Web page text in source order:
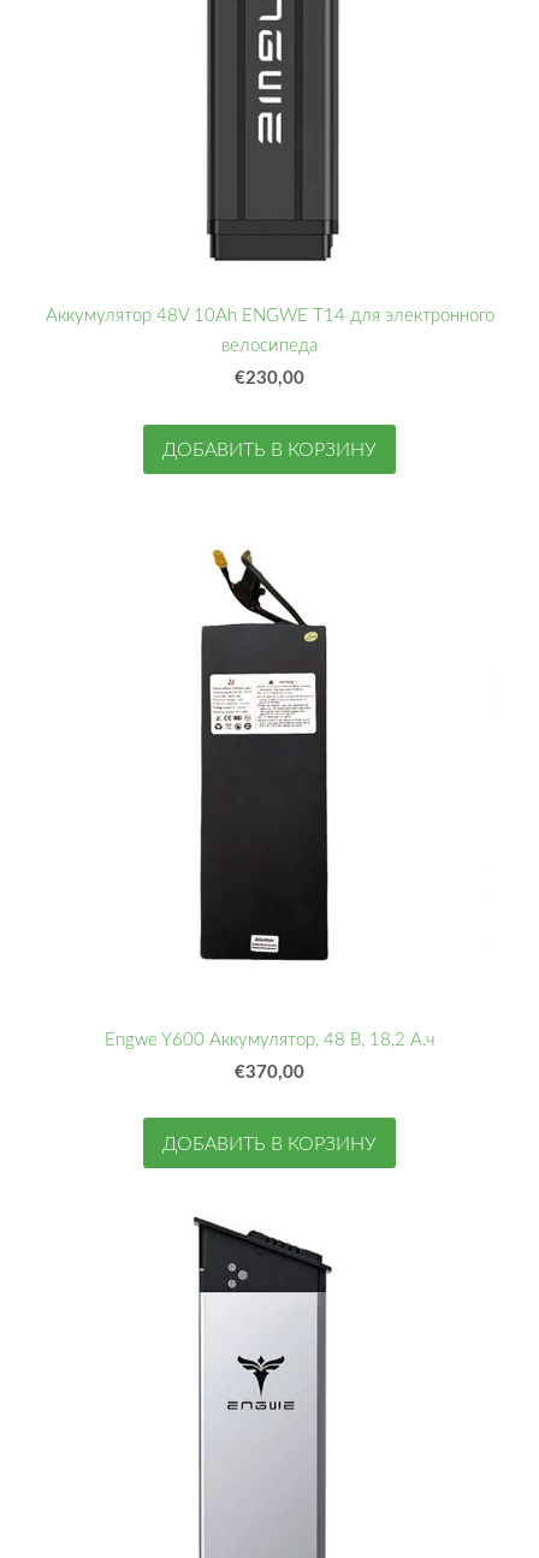
Аккумулятор 48V 10Ah ENGWE T14 для электронного
велосипеда
€230,00
ДОБАВИТЬ В КОРЗИНУ
Engwe Y600 Аккумулятор, 48 В, 18,2 А.ч
€370,00
ДОБАВИТЬ В КОРЗИНУ